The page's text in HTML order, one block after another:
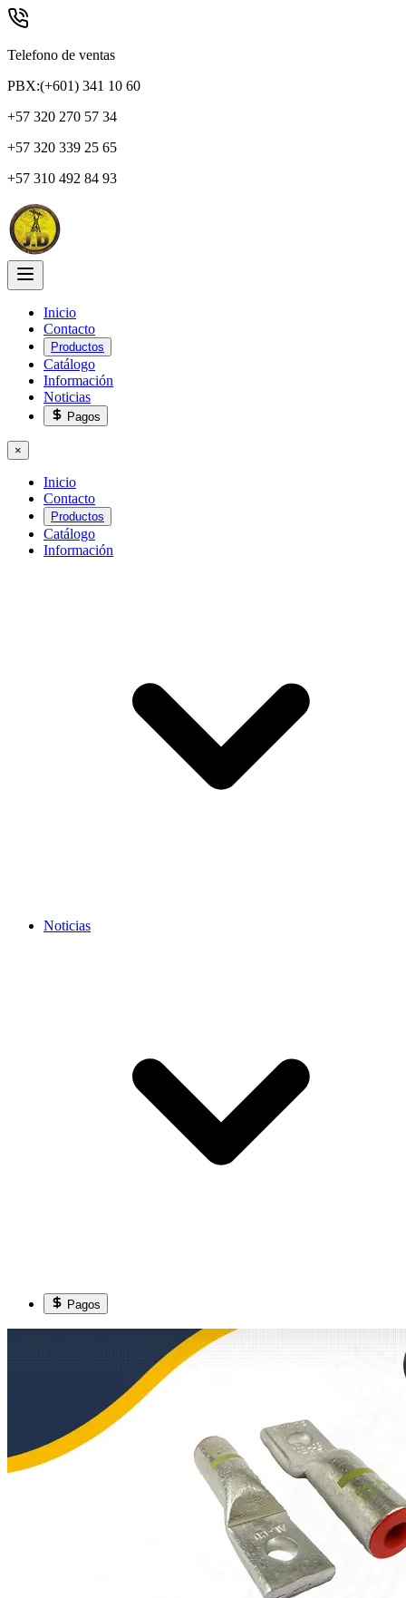
Telefono de ventas
PBX:(+601) 341 10 60
+57 320 270 57 34
+57 320 339 25 65
+57 310 492 84 93
Inicio
Contacto
Productos
Catálogo
Información
Noticias
Pagos
×
Inicio
Contacto
Productos
Catálogo
Información
Noticias
Pagos